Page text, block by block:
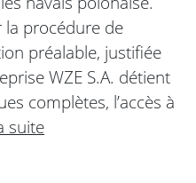
la procédure de
préalable, justifiée
WZE S.A. détient
complètes, l’accès à
suite